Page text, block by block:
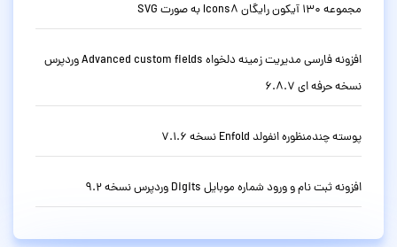
مجموعه 130 آیکون رایگان Icons8 به صورت SVG
افزونه فارسی مدیریت زمینه دلخواه Advanced custom fields وردپرس
نسخه حرفه ای 6.8.7
پوسته چندمنظوره انفولد Enfold نسخه 7.1.6
افزونه ثبت نام و ورود شماره موبایل Digits وردپرس نسخه 9.2